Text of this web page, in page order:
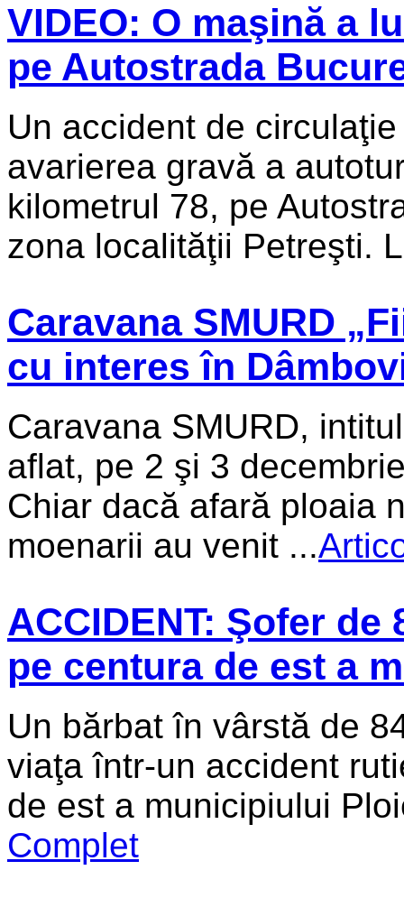
VIDEO: O maşină a
pe Autostrada
Un accident de
avarierea gravă a
kilometrul 78, pe
zona localităţii Petreşti.
Caravana SMURD
cu interes în
Caravana SMURD,
aflat, pe 2 şi 3
Chiar dacă afară ploaia
moenarii au venit ...
ACCIDENT: Şofer
pe centura de est a
Un bărbat în vârstă de
viaţa într-un accident
de est a municipiului
Complet